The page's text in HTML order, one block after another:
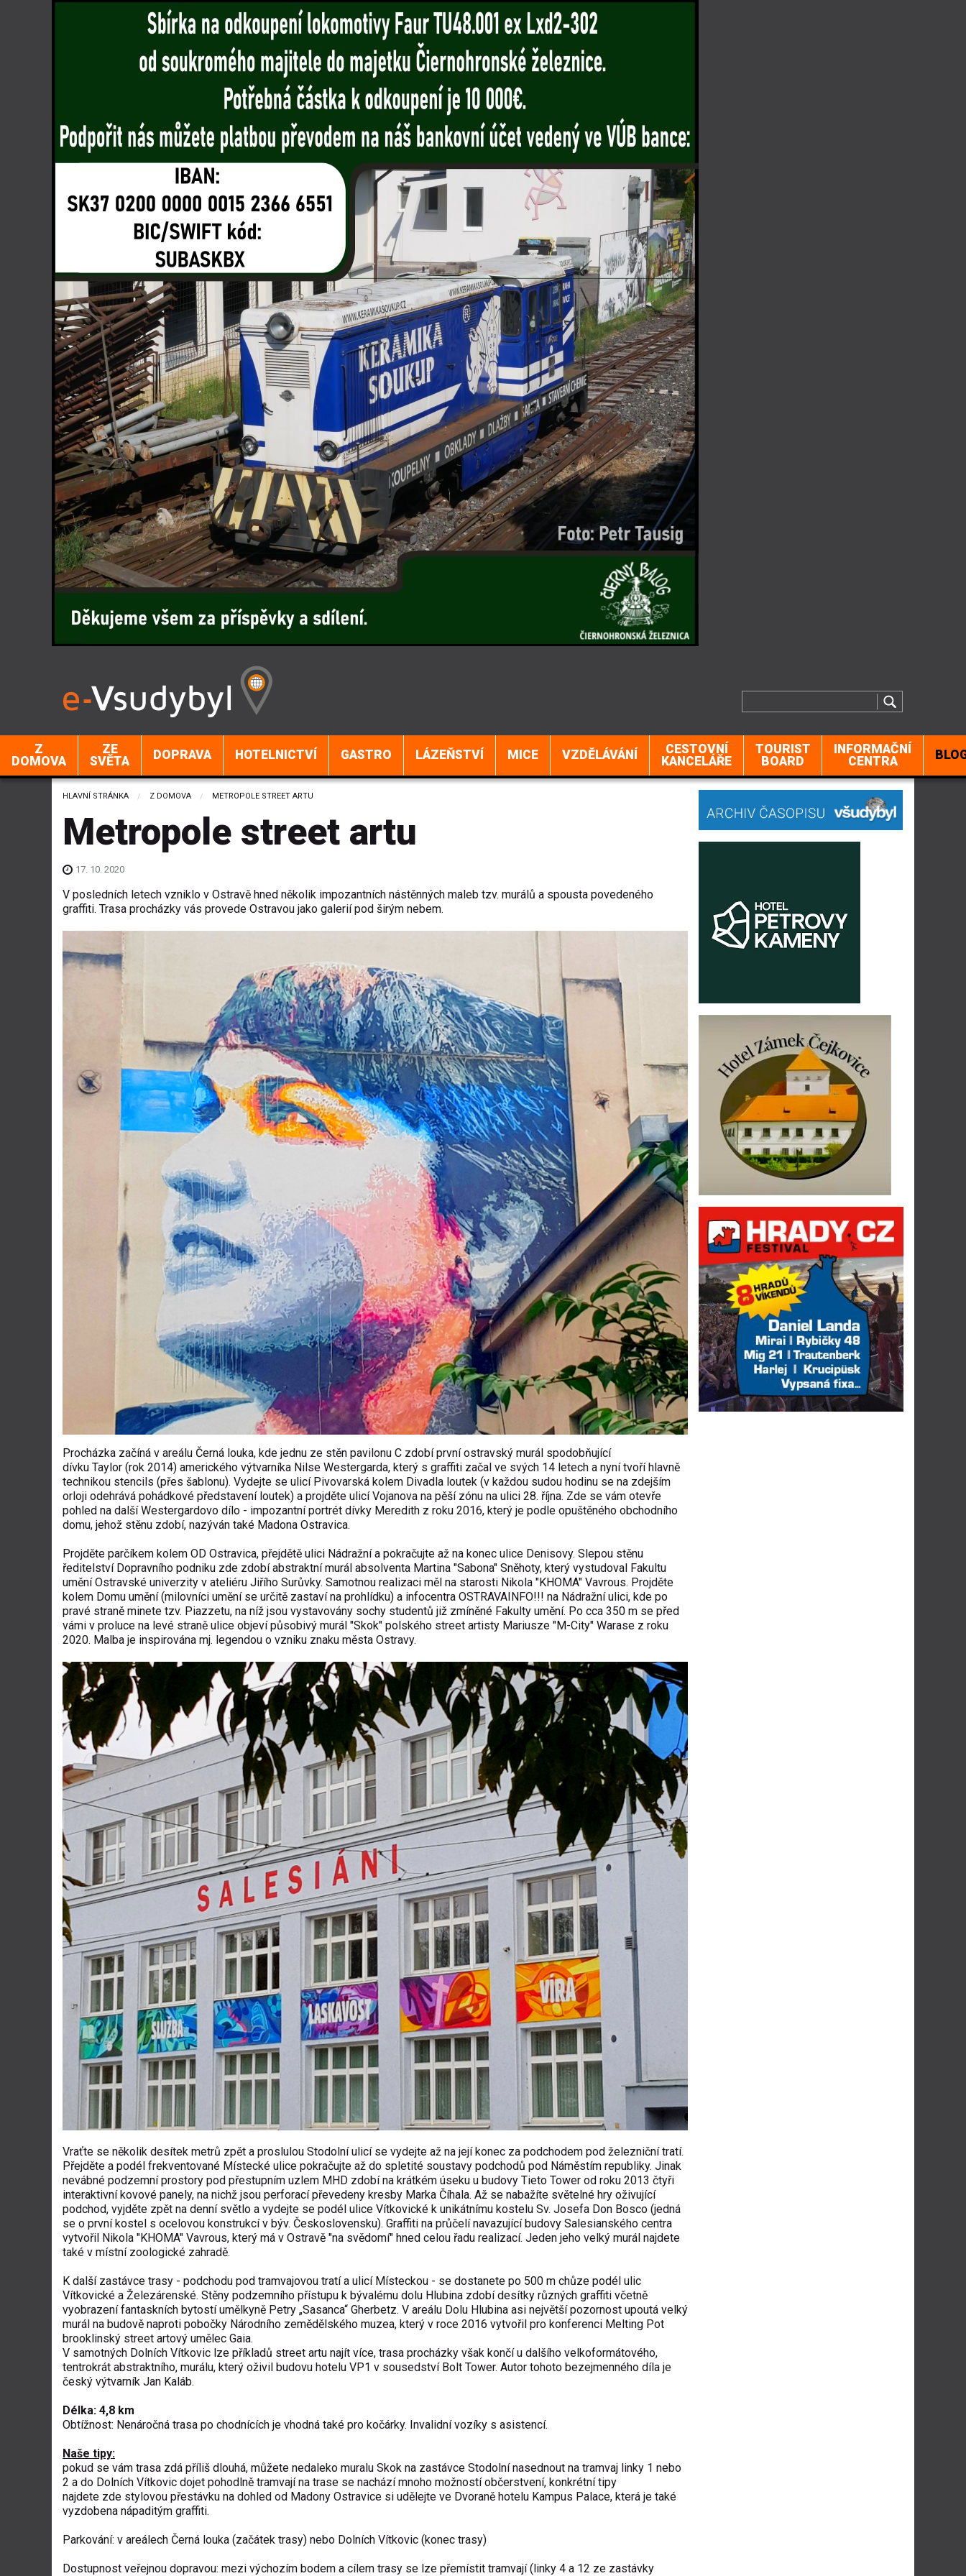
Z
DOMOVA
ZE
SVĚTA
DOPRAVA HOTELNICTVÍ GASTRO LÁZEŇSTVÍ MICE VZDĚLÁVÁNÍ
CESTOVNÍ
KANCELÁŘE
TOURIST
BOARD
INFORMAČNÍ
CENTRA
HLAVNÍ STRÁNKA Z DOMOVA CURRENT:
METROPOLE STREET ARTU
Metropole street artu
17. 10. 2020
V posledních letech vzniklo v Ostravě hned několik impozantních nástěnných maleb tzv. murálů a spousta povedeného
graffiti. Trasa procházky vás provede Ostravou jako galerií pod širým nebem.
Procházka začíná v areálu Černá louka, kde jednu ze stěn pavilonu C zdobí první ostravský murál spodobňující
dívku Taylor (rok 2014) amerického výtvarníka Nilse Westergarda, který s graffiti začal ve svých 14 letech a nyní tvoří hlavně
technikou stencils (přes šablonu). Vydejte se ulicí Pivovarská kolem Divadla loutek (v každou sudou hodinu se na zdejším
orloji odehrává pohádkové představení loutek) a projděte ulicí Vojanova na pěší zónu na ulici 28. října. Zde se vám otevře
pohled na další Westergardovo dílo - impozantní portrét dívky Meredith z roku 2016, který je podle opuštěného obchodního
domu, jehož stěnu zdobí, nazýván také Madona Ostravica.
Projděte parčíkem kolem OD Ostravica, přejdětě ulici Nádražní a pokračujte až na konec ulice Denisovy. Slepou stěnu
ředitelství Dopravního podniku zde zdobí abstraktní murál absolventa Martina "Sabona" Sněhoty, který vystudoval Fakultu
umění Ostravské univerzity v ateliéru Jiřího Surůvky. Samotnou realizaci měl na starosti Nikola "KHOMA" Vavrous. Projděte
kolem Domu umění (milovníci umění se určitě zastaví na prohlídku) a infocentra OSTRAVAINFO!!! na Nádražní ulici, kde po
pravé straně minete tzv. Piazzetu, na níž jsou vystavovány sochy studentů již zmíněné Fakulty umění. Po cca 350 m se před
vámi v proluce na levé straně ulice objeví působivý murál "Skok" polského street artisty Mariusze "M-City" Warase z roku
2020. Malba je inspirována mj. legendou o vzniku znaku města Ostravy.
Vraťte se několik desítek metrů zpět a proslulou Stodolní ulicí se vydejte až na její konec za podchodem pod železniční tratí.
Přejděte a podél frekventované Místecké ulice pokračujte až do spletité soustavy podchodů pod Náměstím republiky. Jinak
nevábné podzemní prostory pod přestupním uzlem MHD zdobí na krátkém úseku u budovy Tieto Tower od roku 2013 čtyři
interaktivní kovové panely, na nichž jsou perforací převedeny kresby Marka Číhala. Až se nabažíte světelné hry oživující
podchod, vyjděte zpět na denní světlo a vydejte se podél ulice Vítkovické k unikátnímu kostelu Sv. Josefa Don Bosco (jedná
se o první kostel s ocelovou konstrukcí v býv. Československu). Graffiti na průčelí navazující budovy Salesianského centra
vytvořil Nikola "KHOMA" Vavrous, který má v Ostravě "na svědomí" hned celou řadu realizací. Jeden jeho velký murál najdete
také v místní zoologické zahradě.
K další zastávce trasy - podchodu pod tramvajovou tratí a ulicí Místeckou - se dostanete po 500 m chůze podél ulic
Vítkovické a Železárenské. Stěny podzemního přístupu k bývalému dolu Hlubina zdobí desítky různých graffiti včetně
vyobrazení fantaskních bytostí umělkyně Petry „Sasanca“ Gherbetz. V areálu Dolu Hlubina asi největší pozornost upoutá velký
murál na budově naproti pobočky Národního zemědělského muzea, který v roce 2016 vytvořil pro konferenci Melting Pot
brooklinský street artový umělec Gaia.
V samotných Dolních Vítkovic lze příkladů street artu najít více, trasa procházky však končí u dalšího velkoformátového,
tentrokrát abstraktního, murálu, který oživil budovu hotelu VP1 v sousedství Bolt Tower. Autor tohoto bezejmenného díla je
český výtvarník Jan Kaláb.
Délka: 4,8 km
Obtížnost: Nenáročná trasa po chodnících je vhodná také pro kočárky. Invalidní vozíky s asistencí.
Naše tipy:
pokud se vám trasa zdá příliš dlouhá, můžete nedaleko muralu Skok na zastávce Stodolní nasednout na tramvaj linky 1 nebo
2 a do Dolních Vítkovic dojet pohodlně tramvají na trase se nachází mnoho možností občerstvení, konkrétní tipy
najdete zde stylovou přestávku na dohled od Madony Ostravice si udělejte ve Dvoraně hotelu Kampus Palace, která je také
vyzdobena nápaditým graffiti.
Parkování: v areálech Černá louka (začátek trasy) nebo Dolních Vítkovic (konec trasy)
Dostupnost veřejnou dopravou: mezi výchozím bodem a cílem trasy se lze přemístit tramvají (linky 4 a 12 ze zastávky